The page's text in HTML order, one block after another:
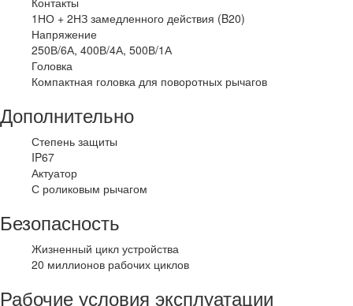
1НО + 2НЗ замедленного действия (B20)
Напряжение
250В/6А, 400В/4А, 500В/1А
Головка
Компактная головка для поворотных рычагов
Дополнительно
Степень защиты
IP67
Актуатор
С роликовым рычагом
Безопасность
Жизненный цикл устройства
20 миллионов рабочих циклов
Рабочие условия эксплуатации